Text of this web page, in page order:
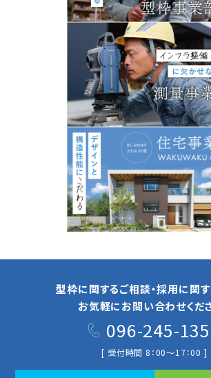
型枠に関するご相談・採用に関
お気軽にお問い合わせくだ
096-245-
[ 受付時間 8：00～17：00 ]